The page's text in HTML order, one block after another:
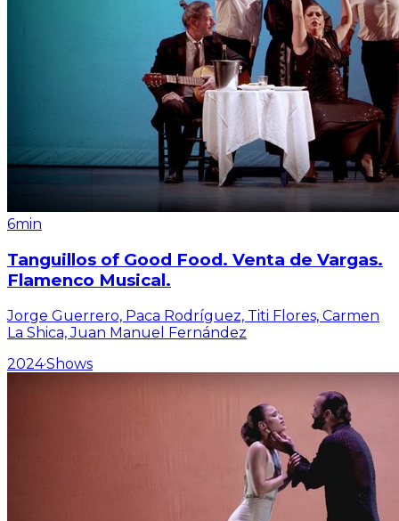
6min
Tanguillos of Good Food. Venta de Vargas.
Flamenco Musical.
Jorge Guerrero, Paca Rodríguez, Titi Flores, Carmen
La Shica, Juan Manuel Fernández
2024·Shows